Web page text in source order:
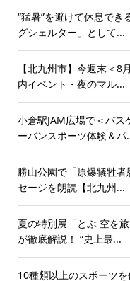
“猛暑”を避けて休息で
グシェルター」として...
【北九州市】今週末＜
内イベント・夜のマル...
小倉駅JAM広場で＜バ
ーバンスポーツ体験＆パ
勝山公園で「原爆犠牲
セージを朗読【北九州...
夏の特別展「とぶ 空を
が徹底解説！ “史上最...
10種類以上のスポーツ